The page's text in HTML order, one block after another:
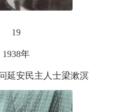
19
1938年
延安民主人士梁漱溟